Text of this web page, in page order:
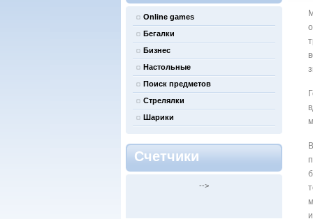
Online games
Бегалки
Бизнес
Настольные
Поиск предметов
Стрелялки
Шарики
Счетчики
-->